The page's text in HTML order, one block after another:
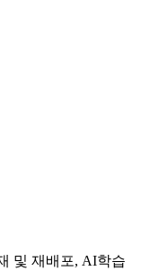
및 재배포, AI학습